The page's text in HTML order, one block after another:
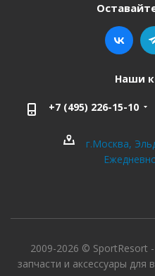
Наши
+7 (495) 226-15-10
г.Москва,
2009-2026 © SportResort
запчасти и аксессуары для